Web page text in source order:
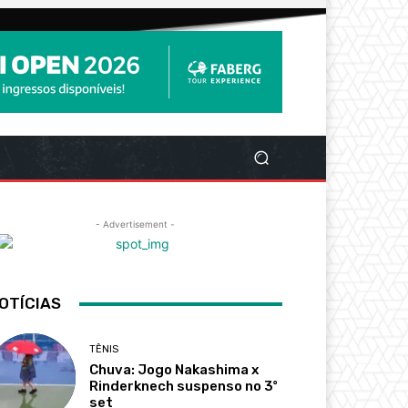
- Advertisement -
TÊNIS
Chuva: Jogo Nakashima x
Rinderknech suspenso no 3º
set